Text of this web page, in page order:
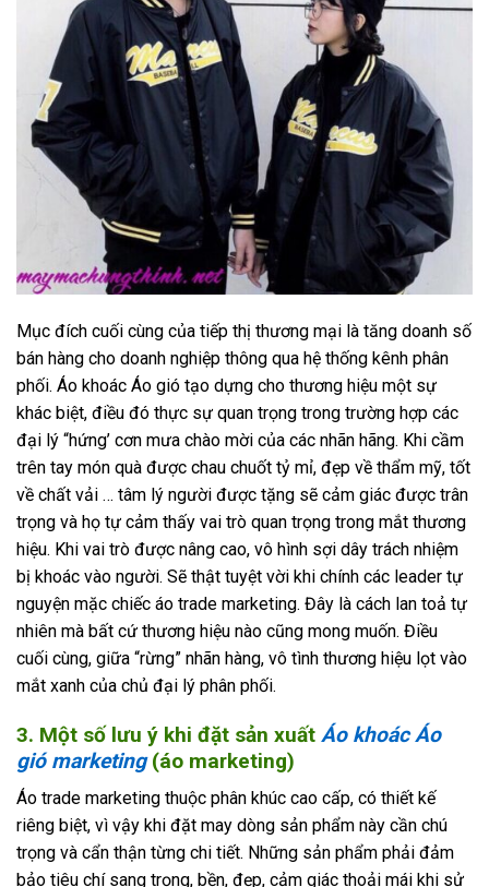
Mục đích cuối cùng của tiếp thị thương mại là tăng doanh số
bán hàng cho doanh nghiệp thông qua hệ thống kênh phân
phối. Áo khoác Áo gió tạo dựng cho thương hiệu một sự
khác biệt, điều đó thực sự quan trọng trong trường hợp các
đại lý “hứng’ cơn mưa chào mời của các nhãn hãng. Khi cầm
trên tay món quà được chau chuốt tỷ mỉ, đẹp về thẩm mỹ, tốt
về chất vải … tâm lý người được tặng sẽ cảm giác được trân
trọng và họ tự cảm thấy vai trò quan trọng trong mắt thương
hiệu. Khi vai trò được nâng cao, vô hình sợi dây trách nhiệm
bị khoác vào người. Sẽ thật tuyệt vời khi chính các leader tự
nguyện mặc chiếc áo trade marketing. Đây là cách lan toả tự
nhiên mà bất cứ thương hiệu nào cũng mong muốn. Điều
cuối cùng, giữa “rừng” nhãn hàng, vô tình thương hiệu lọt vào
mắt xanh của chủ đại lý phân phối.
3. Một số lưu ý khi đặt sản xuất Áo khoác Áo
gió marketing(áo marketing)
Áo trade marketing thuộc phân khúc cao cấp, có thiết kế
riêng biệt, vì vậy khi đặt may dòng sản phẩm này cần chú
trọng và cẩn thận từng chi tiết. Những sản phẩm phải đảm
bảo tiêu chí sang trọng, bền, đẹp, cảm giác thoải mái khi sử